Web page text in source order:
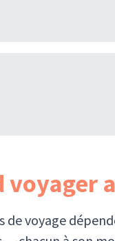
voyager
de voyage